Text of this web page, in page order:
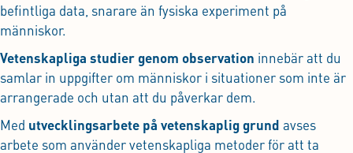
befintliga data, snarare än fysiska experiment på
människor.
Vetenskapliga studier genom observation innebär att du
samlar in uppgifter om människor i situationer som inte är
arrangerade och utan att du påverkar dem.
Med utvecklingsarbete på vetenskaplig grund avses
arbete som använder vetenskapliga metoder för att ta